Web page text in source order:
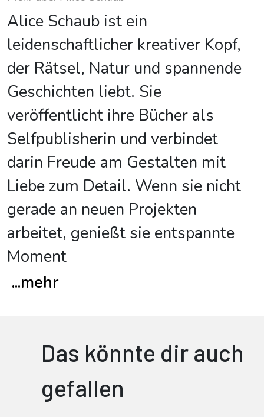
Alice Schaub ist ein
leidenschaftlicher kreativer Kopf,
der Rätsel, Natur und spannende
Geschichten liebt. Sie
veröffentlicht ihre Bücher als
Selfpublisherin und verbindet
darin Freude am Gestalten mit
Liebe zum Detail. Wenn sie nicht
gerade an neuen Projekten
arbeitet, genießt sie entspannte
Moment
...mehr
Das könnte dir auch
gefallen